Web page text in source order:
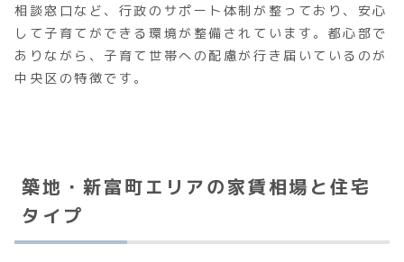
相談窓口など、行政のサポート体制が整っており、安心
して子育てができる環境が整備されています。都心部で
ありながら、子育て世帯への配慮が行き届いているのが
中央区の特徴です。
築地・新富町エリアの家賃相場と住宅
タイプ